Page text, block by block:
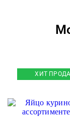
ХИТ